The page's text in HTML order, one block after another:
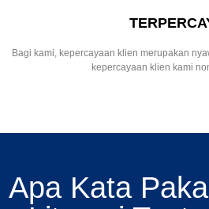
Bagi kami, kepercayaan klien merupakan
kepercayaan klien kami
Apa Kata